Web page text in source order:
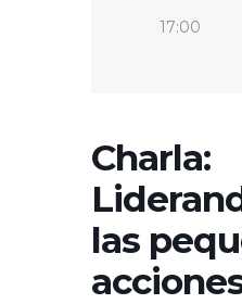
17:00
Charla:
las